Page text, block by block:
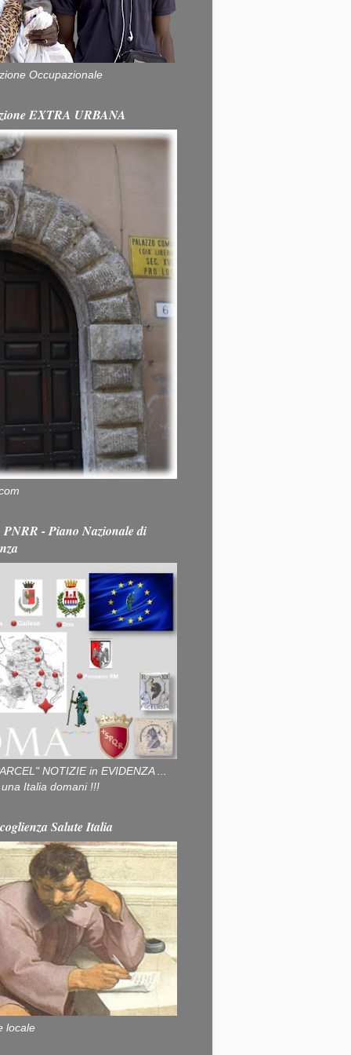
Occupazionale
EXTRA URBANA
- Piano Nazionale di
NOTIZIE in EVIDENZA ...
Italia domani !!!
Salute Italia
locale